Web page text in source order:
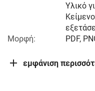
Υλικό
Μορφή:
PDF,
εμφάνιση